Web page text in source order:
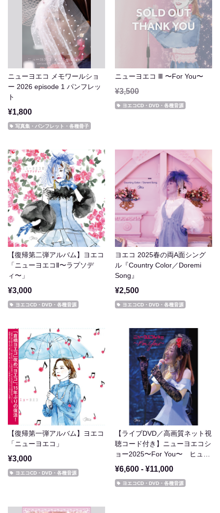
ニューヨエコ メモワールショ
ー 2026 episode 1 パンフレッ
ト
¥1,800
写真集・パンフレット・各種冊子
ニューヨエコ Ⅲ 〜For You〜
¥3,500
ヨエコCD・DVD・各種音源
【復帰第二弾アルバム】ヨエコ
「ニューヨエコⅡ〜ラプソデ
ィ〜」
¥3,000
ヨエコCD・DVD・各種音源
ヨエコ 2025春の両A面シング
ル『Country Color／Doremi
Song』
¥2,500
ヨエコCD・DVD・各種音源
【復帰第一弾アルバム】ヨエコ
「ニューヨエコ」
¥3,000
ヨエコCD・DVD・各種音源
【ライブDVD／高画質ネット視
聴コード付き】ニューヨエコシ
ョー2025〜For You〜 ヒュー
リックホール東京｜2025.11.16
¥6,600 - ¥11,000
ヨエコCD・DVD・各種音源